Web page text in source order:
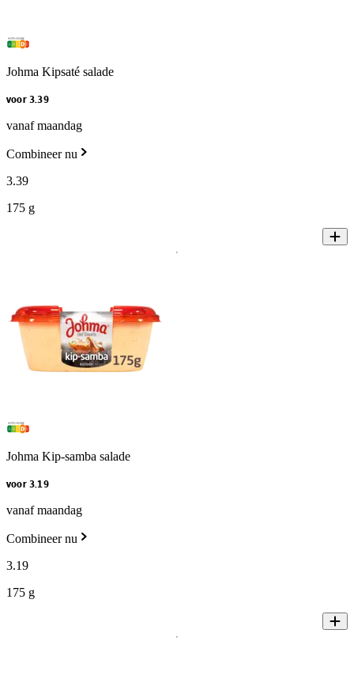
Johma Kipsaté salade
voor 3.39
vanaf maandag
Combineer nu
3.39
175 g
Johma Kip-samba salade
voor 3.19
vanaf maandag
Combineer nu
3.19
175 g